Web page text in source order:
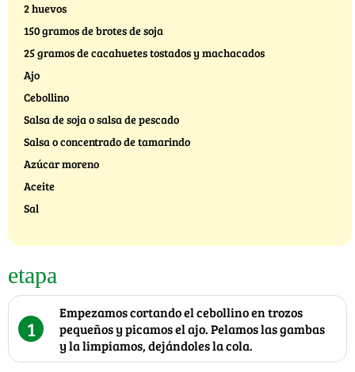
2 huevos
150 gramos de brotes de soja
25 gramos de cacahuetes tostados y machacados
Ajo
Cebollino
Salsa de soja o salsa de pescado
Salsa o concentrado de tamarindo
Azúcar moreno
Aceite
Sal
etapa
1
Empezamos cortando el cebollino en trozos
pequeños y picamos el ajo. Pelamos las gambas
y la limpiamos, dejándoles la cola.